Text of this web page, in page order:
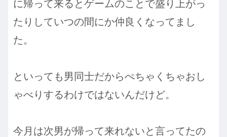
に帰って来るとゲームのことで盛り上がっ
たりしていつの間にか仲良くなってまし
た。
といっても男同士だからぺちゃくちゃおし
ゃべりするわけではないんだけど。
今月は次男が帰って来れないと言ってたの